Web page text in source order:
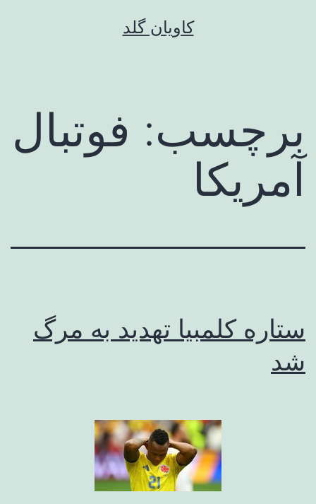
کاویان گلد
برچسب: فوتبال
آمریکا
ستاره کلمبیا تهدید به مرگ
شد